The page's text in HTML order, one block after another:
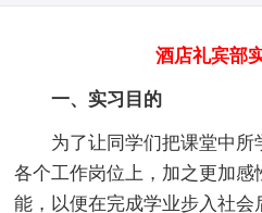
酒店礼宾部
一、实习目的
为了让同学们把课堂中所
各个工作岗位上，加之更加
能，以便在完成学业步入社